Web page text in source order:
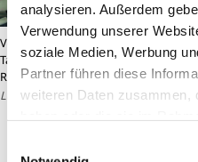
analysieren. Außerdem
Verwendung unserer
soziale Medien, Werbung
Partner führen diese
weiteren Daten zusammen,
Verteidigungsministerin Claudia
Tanner (r.) bei der Besichtigung der
RCPE-Versuchsanlage © Helmut
Lunghammer